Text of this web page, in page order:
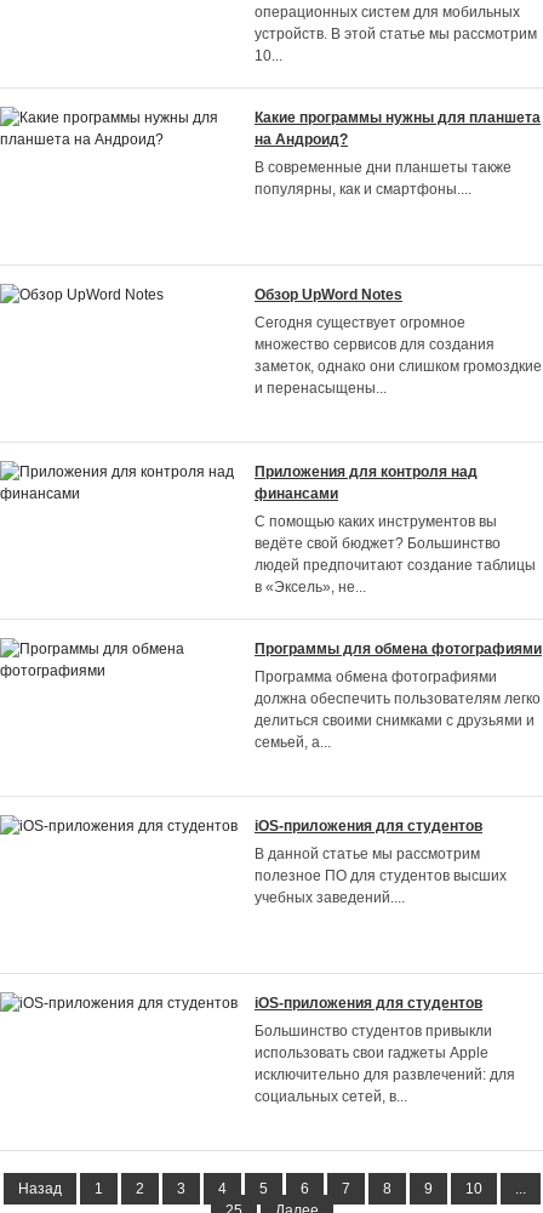
операционных систем для мобильных
устройств. В этой статье мы рассмотрим
10...
Какие программы нужны для планшета
на Андроид?
В современные дни планшеты также
популярны, как и смартфоны....
Обзор UpWord Notes
Сегодня существует огромное
множество сервисов для создания
заметок, однако они слишком громоздкие
и перенасыщены...
Приложения для контроля над
финансами
С помощью каких инструментов вы
ведёте свой бюджет? Большинство
людей предпочитают создание таблицы
в «Эксель», не...
Программы для обмена фотографиями
Программа обмена фотографиями
должна обеспечить пользователям легко
делиться своими снимками с друзьями и
семьей, а...
iOS-приложения для студентов
В данной статье мы рассмотрим
полезное ПО для студентов высших
учебных заведений....
iOS-приложения для студентов
Большинство студентов привыкли
использовать свои гаджеты Apple
исключительно для развлечений: для
социальных сетей, в...
Назад 1 2 3 4 5 6 7 8 9 10
...